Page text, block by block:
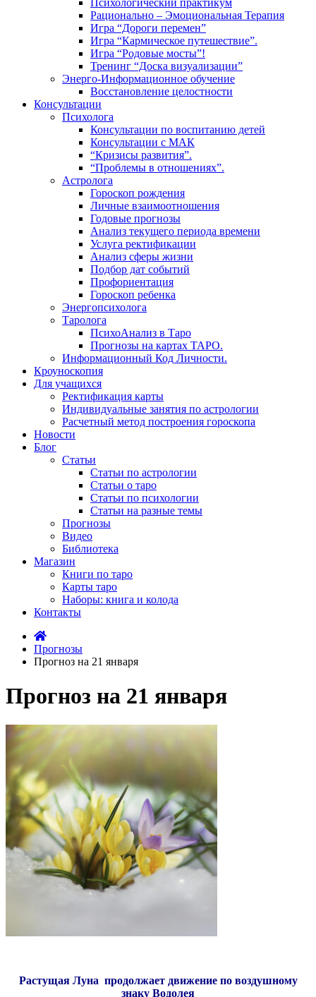
Психологический практикум
Рационально – Эмоциональная Терапия
Игра “Дороги перемен”
Игра “Кармическое путешествие”.
Игра “Родовые мосты”!
Тренинг “Доска визуализации”
Энерго-Информационное обучение
Восстановление целостности
Консультации
Психолога
Консультации по воспитанию детей
Консультации с МАК
“Кризисы развития”.
“Проблемы в отношениях”.
Астролога
Гороскоп рождения
Личные взаимоотношения
Годовые прогнозы
Анализ текущего периода времени
Услуга ректификации
Анализ сферы жизни
Подбор дат событий
Профориентация
Гороскоп ребенка
Энергопсихолога
Таролога
ПсихоАнализ в Таро
Прогнозы на картах ТАРО.
Информационный Код Личности.
Кроуноскопия
Для учащихся
Ректификация карты
Индивидуальные занятия по астрологии
Расчетный метод построения гороскопа
Новости
Блог
Статьи
Статьи по астрологии
Статьи о таро
Статьи по психологии
Статьи на разные темы
Прогнозы
Видео
Библиотека
Магазин
Книги по таро
Карты таро
Наборы: книга и колода
Контакты
Прогнозы
Прогноз на 21 января
Прогноз на 21 января
Растущая Луна продолжает движение по воздушному
знаку Водолея